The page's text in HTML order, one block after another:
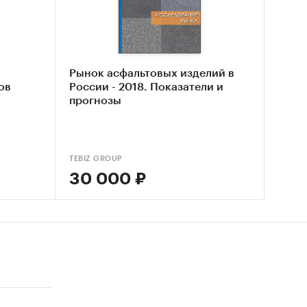
Рынок асфальтовых изделий в
России - 2018. Показатели и
прогнозы
TEBIZ GROUP
30 000 ₽